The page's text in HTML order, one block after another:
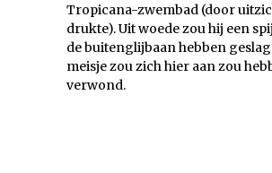
Tropicana-zwembad (door
drukte). Uit woede zou hij een
de buitenglijbaan hebben
meisje zou zich hier aan zou
verwond.